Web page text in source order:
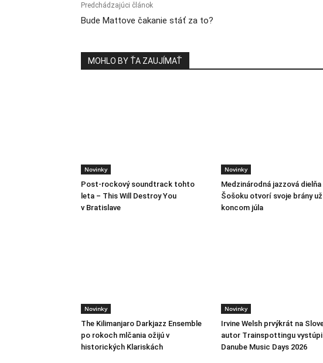
Predchádzajúci článok
Bude Mattove čakanie stáť za to?
MOHLO BY ŤA ZAUJÍMAŤ
Novinky
Post-rockový soundtrack tohto
leta – This Will Destroy You
v Bratislave
Novinky
Medzinárodná jazzová dielňa
Šošoku otvorí svoje brány už
koncom júla
Novinky
The Kilimanjaro Darkjazz Ensemble
po rokoch mlčania ožijú v
historických Klariskách
Novinky
Irvine Welsh prvýkrát na
autor Trainspottingu vystúpi
Danube Music Days 2026